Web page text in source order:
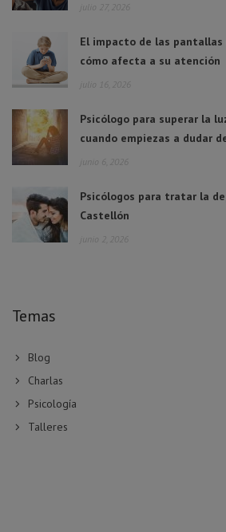
julio 27, 2026
El impacto de las
cómo afecta a su atención
julio 16, 2026
Psicólogo para superar la
cuando empiezas a dudar
junio 6, 2026
Psicólogos para tratar la
Castellón
junio 2, 2026
Temas
Blog
Charlas
Psicología
Talleres